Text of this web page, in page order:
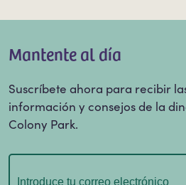
Mantente al día
Suscríbete ahora para recibir
información y consejos de la
Colony Park.
Correo
electrónico(Obligatorio)